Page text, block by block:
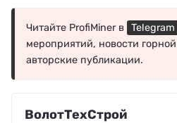
Читайте ProfiMiner в Telegram
мероприятий, новости
авторские публикации.
ВолотТехСтрой